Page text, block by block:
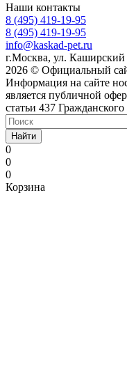
Наши контакты
8 (495) 419-19-95
8 (495) 419-19-95
info@kaskad-pet.ru
г.Москва, ул. Каширский
2026 © Официальный
Информация на сайте
является публичной
статьи 437
Найти
0
0
0
Корзина